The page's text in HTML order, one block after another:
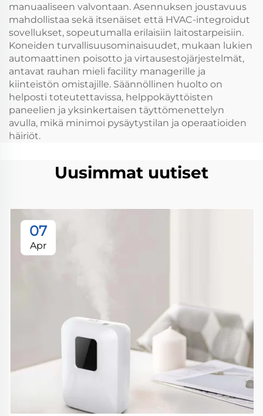
manuaaliseen valvontaan. Asennuksen joustavuus
mahdollistaa sekä itsenäiset että HVAC-integroidut
sovellukset, sopeutumalla erilaisiin laitostarpeisiin.
Koneiden turvallisuusominaisuudet, mukaan lukien
automaattinen poisotto ja virtausestojärjestelmät,
antavat rauhan mieli facility managerille ja
kiinteistön omistajille. Säännöllinen huolto on
helposti toteutettavissa, helppokäyttöisten
paneelien ja yksinkertaisen täyttömenettelyn
avulla, mikä minimoi pysäytystilan ja operaatioiden
häiriöt.
Uusimmat uutiset
07
Apr